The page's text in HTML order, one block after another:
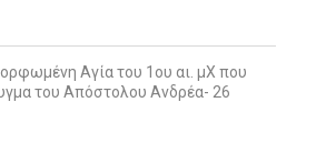
Αγία του 1ου αι. μΧ που
του Απόστολου Ανδρέα- 26